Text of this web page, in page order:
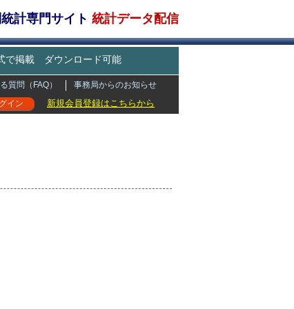
計専門サイト 統計データ配信
で掲載 ダウンロード可能
事務局からのお知らせ
質問（FAQ）
新規会員登録はこちらから
イン